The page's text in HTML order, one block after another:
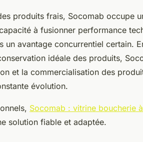
produits frais, Socomab occupe
à fusionner performance
un avantage concurrentiel certain.
idéale des produits,
et la commercialisation des
évolution.
Socomab : vitrine boucherie
solution fiable et adaptée.